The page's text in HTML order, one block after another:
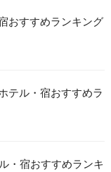
おすすめランキング
テル・宿おすすめラ
・宿おすすめランキ